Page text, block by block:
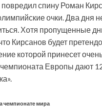
спину Роман
очки. Два дня
Хотя пропущенные
Кирсанов будет
которой принесет
Европы дают
чемпионате мира